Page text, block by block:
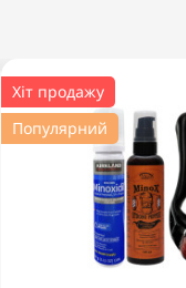
Хіт продажу
Популярний